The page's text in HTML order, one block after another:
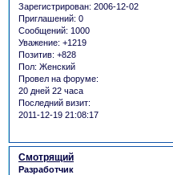
Зарегистрирован: 2006-12-02
Приглашений: 0
Сообщений: 1000
Уважение: +1219
Позитив: +828
Пол: Женский
Провел на форуме:
20 дней 22 часа
Последний визит:
2011-12-19 21:08:17
Смотрящий
Разработчик